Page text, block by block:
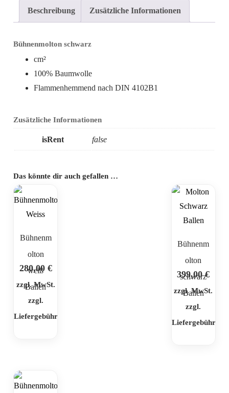
Beschreibung Zusätzliche Informationen
Bühnenmolton schwarz
cm²
100% Baumwolle
Flammenhemmend nach DIN 4102B1
Zusätzliche Informationen
isRent false
Das könnte dir auch gefallen …
Bühnenm
olton
weiß
Ballen
280,00 €
zzgl. MwSt.
zzgl.
Liefergebühr
Bühnenm
olton
schwarz
Ballen
399,00€
zzgl. MwSt.
zzgl.
Liefergebühr